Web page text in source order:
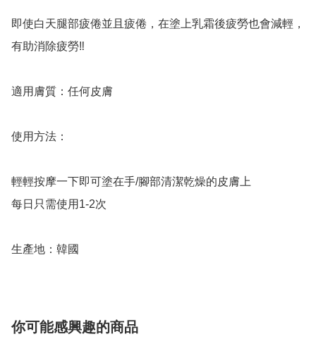
即使白天腿部疲倦並且疲倦，在塗上乳霜後疲勞也會減輕，
有助消除疲勞‼️
適用膚質：任何皮膚
使用方法：
輕輕按摩一下即可塗在手/腳部清潔乾燥的皮膚上
每日只需使用1-2次
生產地：韓國
你可能感興趣的商品